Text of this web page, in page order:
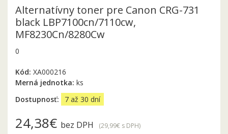
Alternatívny toner pre Canon CRG-731
black LBP7100cn/7110cw,
MF8230Cn/8280Cw
0
Kód: XA000216
Merná jednotka: ks
Dostupnosť:
7 až 30 dní
24,38€ bez DPH (29,99€ s DPH)